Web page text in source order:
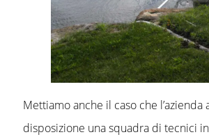
Mettiamo anche il caso che l’azienda
disposizione una squadra di tecnici